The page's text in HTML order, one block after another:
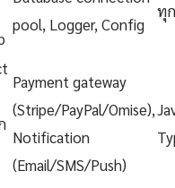
pool, Logger, Config
ทุ
Payment gateway
(Stripe/PayPal/Omise),
Notification
(Email/SMS/Push)